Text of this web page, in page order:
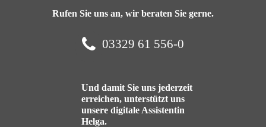
Rufen Sie uns an, wir beraten Sie gerne.
03329 61 556-0
Und damit Sie uns jederzeit
erreichen, unterstützt uns
unsere digitale Assistentin
Helga.